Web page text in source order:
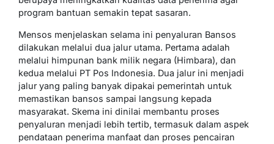
program bantuan semakin tepat sasaran.
Mensos menjelaskan selama ini penyaluran Bansos
dilakukan melalui dua jalur utama. Pertama adalah
melalui himpunan bank milik negara (Himbara), dan
kedua melalui PT Pos Indonesia. Dua jalur ini menjadi
jalur yang paling banyak dipakai pemerintah untuk
memastikan bansos sampai langsung kepada
masyarakat. Skema ini dinilai membantu proses
penyaluran menjadi lebih tertib, termasuk dalam aspek
pendataan penerima manfaat dan proses pencairan